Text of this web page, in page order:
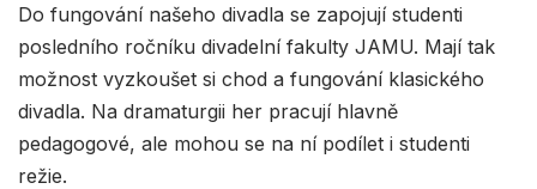
Do fungování našeho divadla se zapojují studenti
posledního ročníku divadelní fakulty JAMU. Mají tak
možnost vyzkoušet si chod a fungování klasického
divadla. Na dramaturgii her pracují hlavně
pedagogové, ale mohou se na ní podílet i studenti
režie.